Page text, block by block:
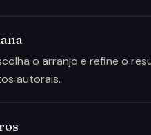
o arranjo e refine o
autorais.